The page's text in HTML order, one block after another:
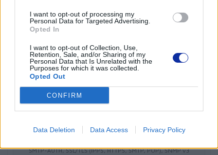
I want to opt-out of processing my
Personal Data for Targeted Advertising.
Opted In
I want to opt-out of Collection, Use,
Retention, Sale, and/or Sharing of my
Personal Data that Is Unrelated with the
Purposes for which it was collected.
Opted Out
CONFIRM
Data Deletion Data Access Privacy Policy
Hi-Speed USB 2.0
Połączenie
sieć bezprzewodowa
Interfejs sieci bezprzewodowej
IEEE 802.11b/g/n
Bezpieczeństwo sieci bezprzewodowej
SMTP-AUTH, SSL/TLS (IPPS, HTTPS, SMTP, POP), SNMP v3